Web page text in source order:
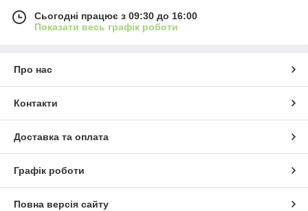
Сьогодні працює з 09:30 до 16:00
Показати весь графік роботи
Про нас
Контакти
Доставка та оплата
Графік роботи
Повна версія сайту